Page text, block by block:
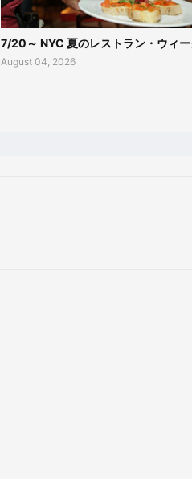
7/20～ NYC 夏のレストラン・ウィー
August 04, 2026